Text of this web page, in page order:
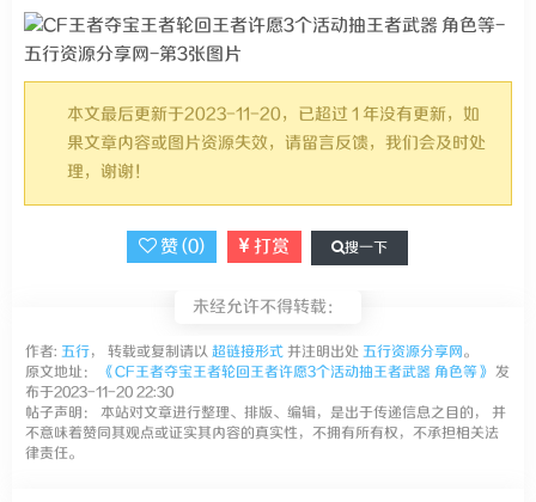
本文最后更新于2023-11-20，已超过 1 年没有更新，如
果文章内容或图片资源失效，请留言反馈，我们会及时处
理，谢谢！
赞 (0) 打赏 搜一下
未经允许不得转载：
作者: 五行， 转载或复制请以 超链接形式 并注明出处 五行资源分享网。
原文地址：
《CF王者夺宝王者轮回王者许愿3个活动抽王者武器 角色等》 发
布于2023-11-20 22:30
帖子声明： 本站对文章进行整理、排版、编辑，是出于传递信息之目的， 并
不意味着赞同其观点或证实其内容的真实性，不拥有所有权，不承担相关法
律责任。